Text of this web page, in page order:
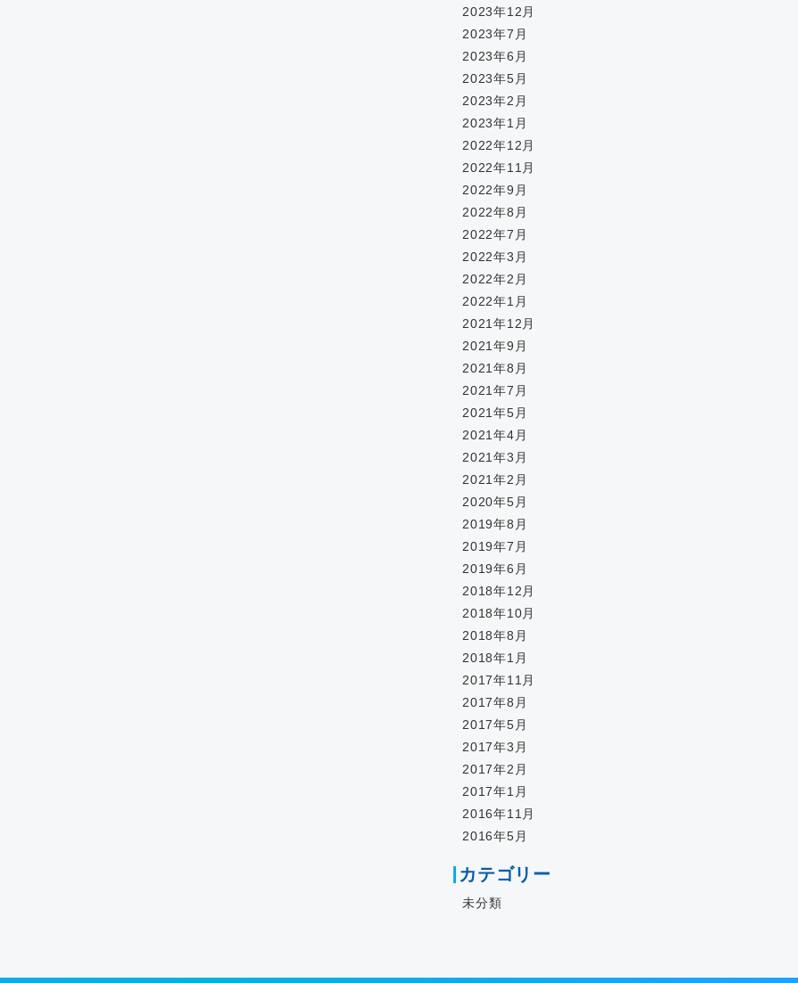
2023年12月
2023年7月
2023年6月
2023年5月
2023年2月
2023年1月
2022年12月
2022年11月
2022年9月
2022年8月
2022年7月
2022年3月
2022年2月
2022年1月
2021年12月
2021年9月
2021年8月
2021年7月
2021年5月
2021年4月
2021年3月
2021年2月
2020年5月
2019年8月
2019年7月
2019年6月
2018年12月
2018年10月
2018年8月
2018年1月
2017年11月
2017年8月
2017年5月
2017年3月
2017年2月
2017年1月
2016年11月
2016年5月
カテゴリー
未分類